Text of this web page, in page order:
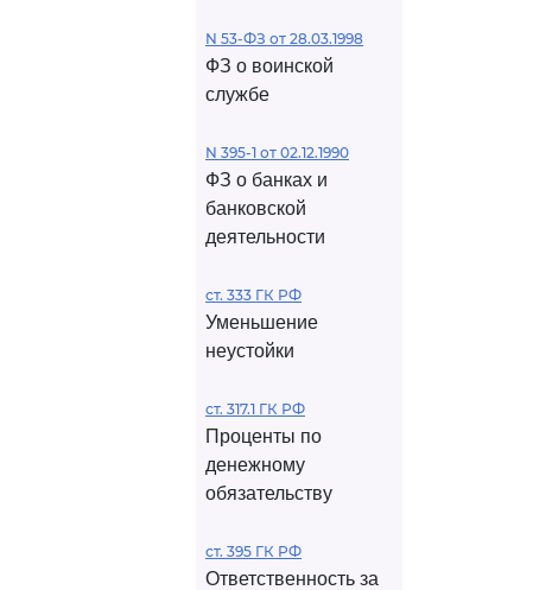
N 53-ФЗ от 28.03.1998
ФЗ о воинской
службе
N 395-1 от 02.12.1990
ФЗ о банках и
банковской
деятельности
ст. 333 ГК РФ
Уменьшение
неустойки
ст. 317.1 ГК РФ
Проценты по
денежному
обязательству
ст. 395 ГК РФ
Ответственность за